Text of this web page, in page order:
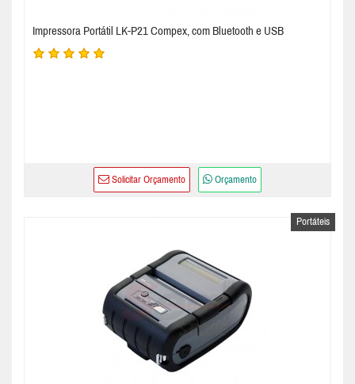
Impressora Portátil LK-P21 Compex, com Bluetooth e USB
Solicitar Orçamento Orçamento
Portáteis